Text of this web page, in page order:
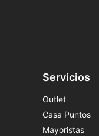
Servicios
Outlet
Casa Puntos
Mayoristas